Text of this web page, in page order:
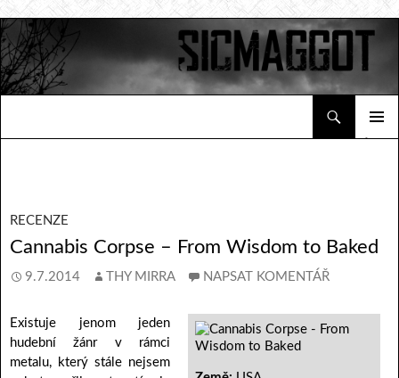
RECENZE
Cannabis Corpse – From Wisdom to Baked
9.7.2014 THY MIRRA NAPSAT KOMENTÁŘ
Existuje jenom jeden
hudební žánr v rámci
metalu, který stále nejsem